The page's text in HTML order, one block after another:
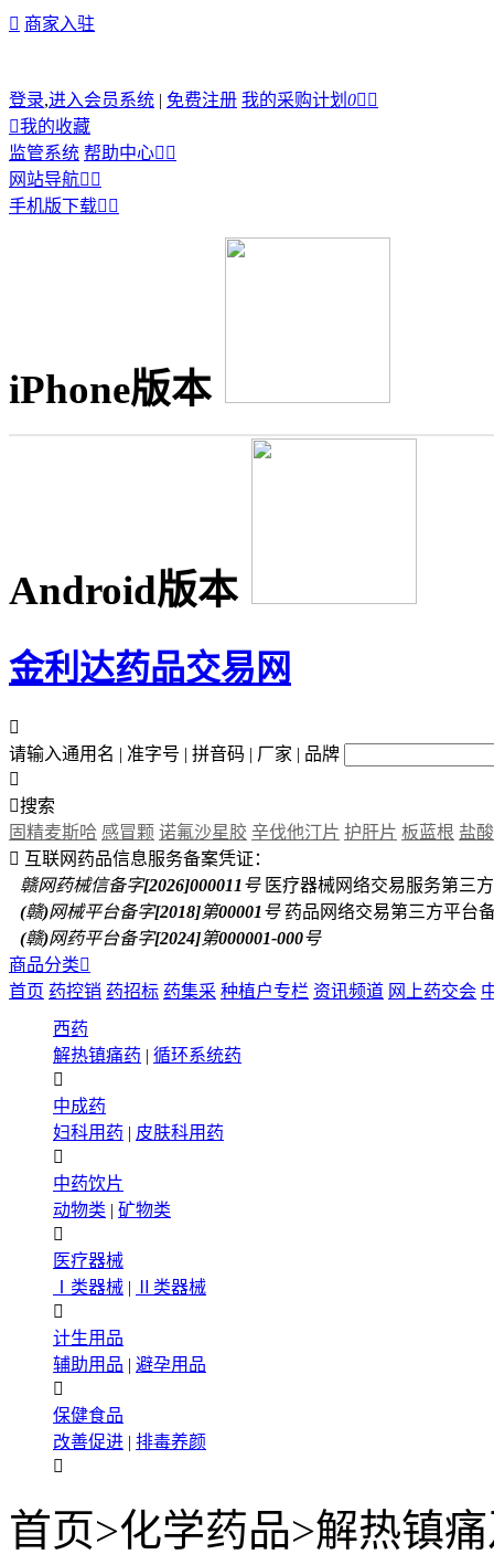
 商家入驻
登录,进入会员系统 | 免费注册 我的采购计划 0 
我的收藏
监管系统 帮助中心 
网站导航 
手机版下载 
iPhone版本
Android版本
金利达药品交易网

请输入通用名 | 准字号 | 拼音码 | 厂家 | 品牌

搜索
固精麦斯哈 感冒颗 诺氟沙星胶 辛伐他汀片 护肝片 板蓝根 盐
 互联网药品信息服务备案凭证：
赣网药械信备字[2026]000011号 医疗器械网络交易服务第三
(赣)网械平台备字[2018]第00001号 药品网络交易第三方平台
(赣)网药平台备字[2024]第000001-000号
商品分类
首页 药控销 药招标 药集采 种植户专栏 资讯频道 网上药交会
西药
解热镇痛药 | 循环系统药

中成药
妇科用药 | 皮肤科用药

中药饮片
动物类 | 矿物类

医疗器械
Ⅰ类器械 |
Ⅱ类器械

计生用品
辅助用品 | 避孕用品

保健食品
改善促进 | 排毒养颜

首页>化学药品>解热镇